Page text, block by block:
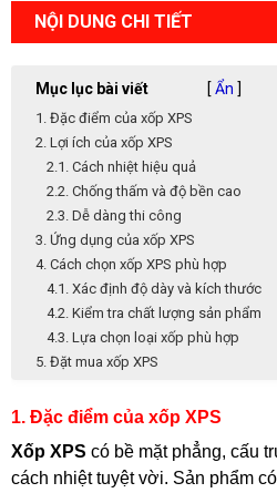
NỘI DUNG CHI TIẾT
Mục lục bài viết [ Ẩn ]
1. Đặc điểm của xốp XPS
2. Lợi ích của xốp XPS
2.1. Cách nhiệt hiệu quả
2.2. Chống thấm và độ bền cao
2.3. Dễ dàng thi công
3. Ứng dụng của xốp XPS
4. Cách chọn xốp XPS phù hợp
4.1. Xác định độ dày và kích thước
4.2. Kiểm tra chất lượng sản phẩm
4.3. Lựa chọn loại xốp phù hợp
5. Đặt mua xốp XPS
1. Đặc điểm của xốp XPS
Xốp XPS có bề mặt phẳng, cấu
cách nhiệt tuyệt vời. Sản phẩm